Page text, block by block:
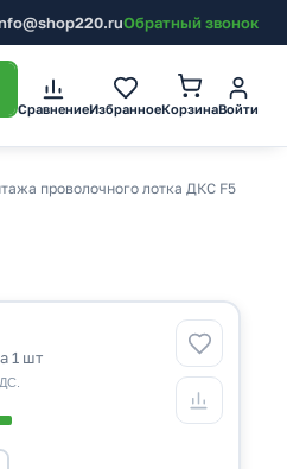
Обратный звонок
СравнениеИзбранноеКорзинаВойти
проволочного лотка ДКС F5
1 шт